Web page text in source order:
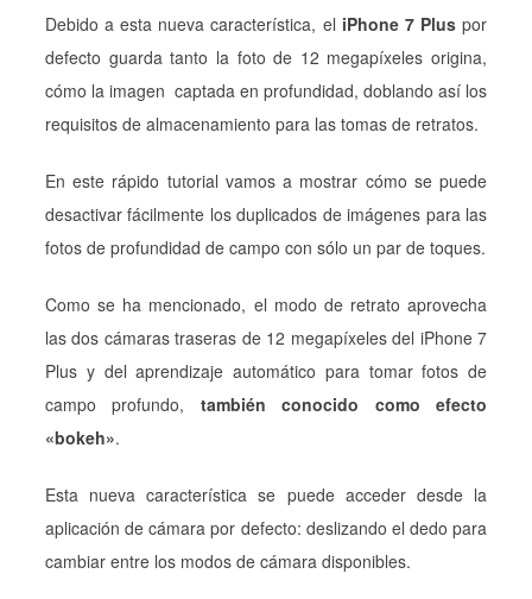
Debido a esta nueva característica, el iPhone 7 Pluspor
defecto guarda tanto la foto de 12 megapíxeles origina,
cómo la imagen captada en profundidad, doblando así los
requisitos de almacenamiento para las tomas de retratos.
En este rápido tutorial vamos a mostrar cómo se puede
desactivar fácilmente los duplicados de imágenes para las
fotos de profundidad de campo con sólo un par de toques.
Como se ha mencionado, el modo de retrato aprovecha
las dos cámaras traseras de 12 megapíxeles del iPhone 7
Plus y del aprendizaje automático para tomar fotos de
campo profundo, también conocido como efecto
«bokeh».
Esta nueva característica se puede acceder desde la
aplicación de cámara por defecto: deslizando el dedo para
cambiar entre los modos de cámara disponibles.